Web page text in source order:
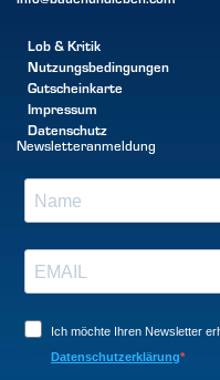
Lob & Kritik
Nutzungsbedingungen
Gutscheinkarte
Impressum
Datenschutz
Newsletteranmeldung
Ich möchte Ihren Newsletter
Datenschutzerklärung